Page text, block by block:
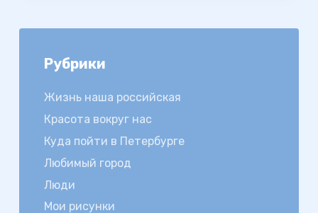
Рубрики
Жизнь наша российская
Красота вокруг нас
Куда пойти в Петербурге
Любимый город
Люди
Мои рисунки